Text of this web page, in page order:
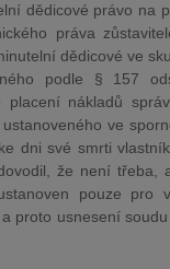
dědicové právo na
práva
dědicové ve
podle § 157
nákladů
ve
dni své smrti
že není třeba,
pouze pro
proto usnesení